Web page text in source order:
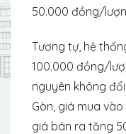
50.000 đồng/
Tương tự, hệ
100.000 đồng/
nguyên không
Gòn, giá mua
giá bán ra tăng